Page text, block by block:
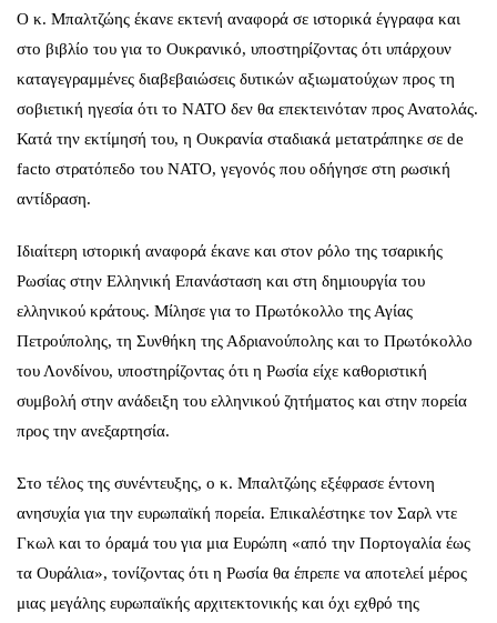
Ο κ. Μπαλτζώης έκανε εκτενή αναφορά σε ιστορικά έγγραφα και
στο βιβλίο του για το Ουκρανικό, υποστηρίζοντας ότι υπάρχουν
καταγεγραμμένες διαβεβαιώσεις δυτικών αξιωματούχων προς τη
σοβιετική ηγεσία ότι το ΝΑΤΟ δεν θα επεκτεινόταν προς Ανατολάς.
Κατά την εκτίμησή του, η Ουκρανία σταδιακά μετατράπηκε σε de
facto στρατόπεδο του ΝΑΤΟ, γεγονός που οδήγησε στη ρωσική
αντίδραση.
Ιδιαίτερη ιστορική αναφορά έκανε και στον ρόλο της τσαρικής
Ρωσίας στην Ελληνική Επανάσταση και στη δημιουργία του
ελληνικού κράτους. Μίλησε για το Πρωτόκολλο της Αγίας
Πετρούπολης, τη Συνθήκη της Αδριανούπολης και το Πρωτόκολλο
του Λονδίνου, υποστηρίζοντας ότι η Ρωσία είχε καθοριστική
συμβολή στην ανάδειξη του ελληνικού ζητήματος και στην πορεία
προς την ανεξαρτησία.
Στο τέλος της συνέντευξης, ο κ. Μπαλτζώης εξέφρασε έντονη
ανησυχία για την ευρωπαϊκή πορεία. Επικαλέστηκε τον Σαρλ ντε
Γκωλ και το όραμά του για μια Ευρώπη «από την Πορτογαλία έως
τα Ουράλια», τονίζοντας ότι η Ρωσία θα έπρεπε να αποτελεί μέρος
μιας μεγάλης ευρωπαϊκής αρχιτεκτονικής και όχι εχθρό της